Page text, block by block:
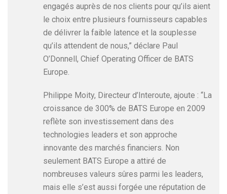
engagés auprès de nos clients pour qu’ils aient
le choix entre plusieurs fournisseurs capables
de délivrer la faible latence et la souplesse
qu’ils attendent de nous,” déclare Paul
O’Donnell, Chief Operating Officer de BATS
Europe.
Philippe Moity, Directeur d’Interoute, ajoute : “La
croissance de 300% de BATS Europe en 2009
reflète son investissement dans des
technologies leaders et son approche
innovante des marchés financiers. Non
seulement BATS Europe a attiré de
nombreuses valeurs sûres parmi les leaders,
mais elle s’est aussi forgée une réputation de